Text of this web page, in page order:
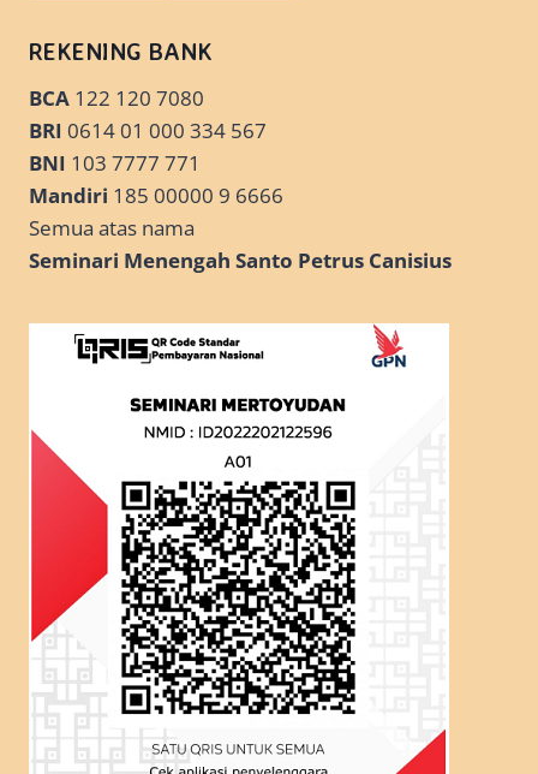
REKENING BANK
BCA 122 120 7080
BRI 0614 01 000 334 567
BNI 103 7777 771
Mandiri 185 00000 9 6666
Semua atas nama
Seminari Menengah Santo Petrus Canisius